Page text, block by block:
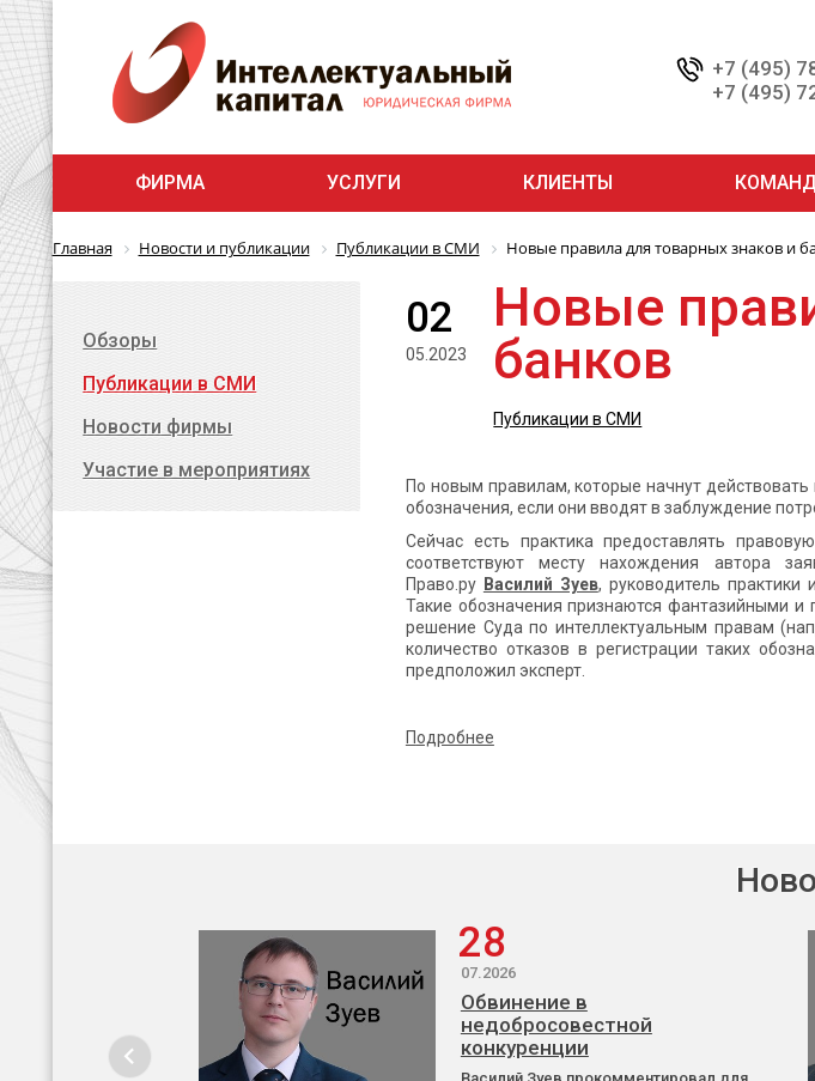
+7 (495)
+7 (495)
ФИРМА УСЛУГИ КЛИЕНТЫ
Главная Новости и публикации Публикации в СМИ Новые правила для товарных знаков и
02
05.2023
Новые
банков
Публикации в СМИ
По новым правилам, которые начнут
обозначения, если они вводят в заблуждение
Сейчас есть практика предоставлять
соответствуют месту нахождения автора
Право.ру Василий Зуев, руководитель практики
Такие обозначения признаются фантазийными и
решение Суда по интеллектуальным правам
количество отказов в регистрации таких
предположил эксперт.
Подробнее
Обзоры
Публикации в СМИ
Новости фирмы
Участие в мероприятиях
28
07.2026
Обвинение в
недобросовестной
конкуренции